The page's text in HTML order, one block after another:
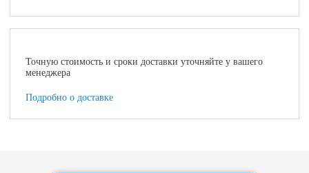
Точную стоимость и сроки доставки уточняйте у вашего
менеджера
Подробно о доставке